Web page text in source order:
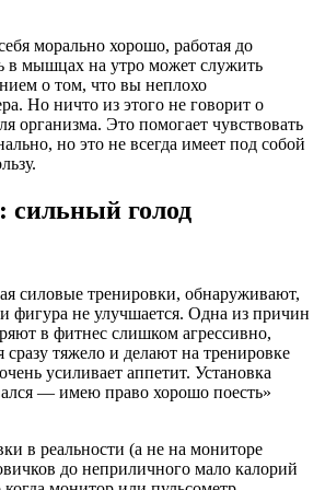
морально хорошо, работая до
в мышцах на утро может служить
о том, что вы неплохо
Но ничто из этого не говорит о
организма. Это помогает чувствовать
но это не всегда имеет под собой
голод
силовые тренировки, обнаруживают,
фигура не улучшается. Одна из причин
в фитнес слишком агрессивно,
сразу тяжело и делают на тренировке
усиливает аппетит. Установка
— имею право хорошо поесть»
в реальности (а не на мониторе
до неприличного мало калорий